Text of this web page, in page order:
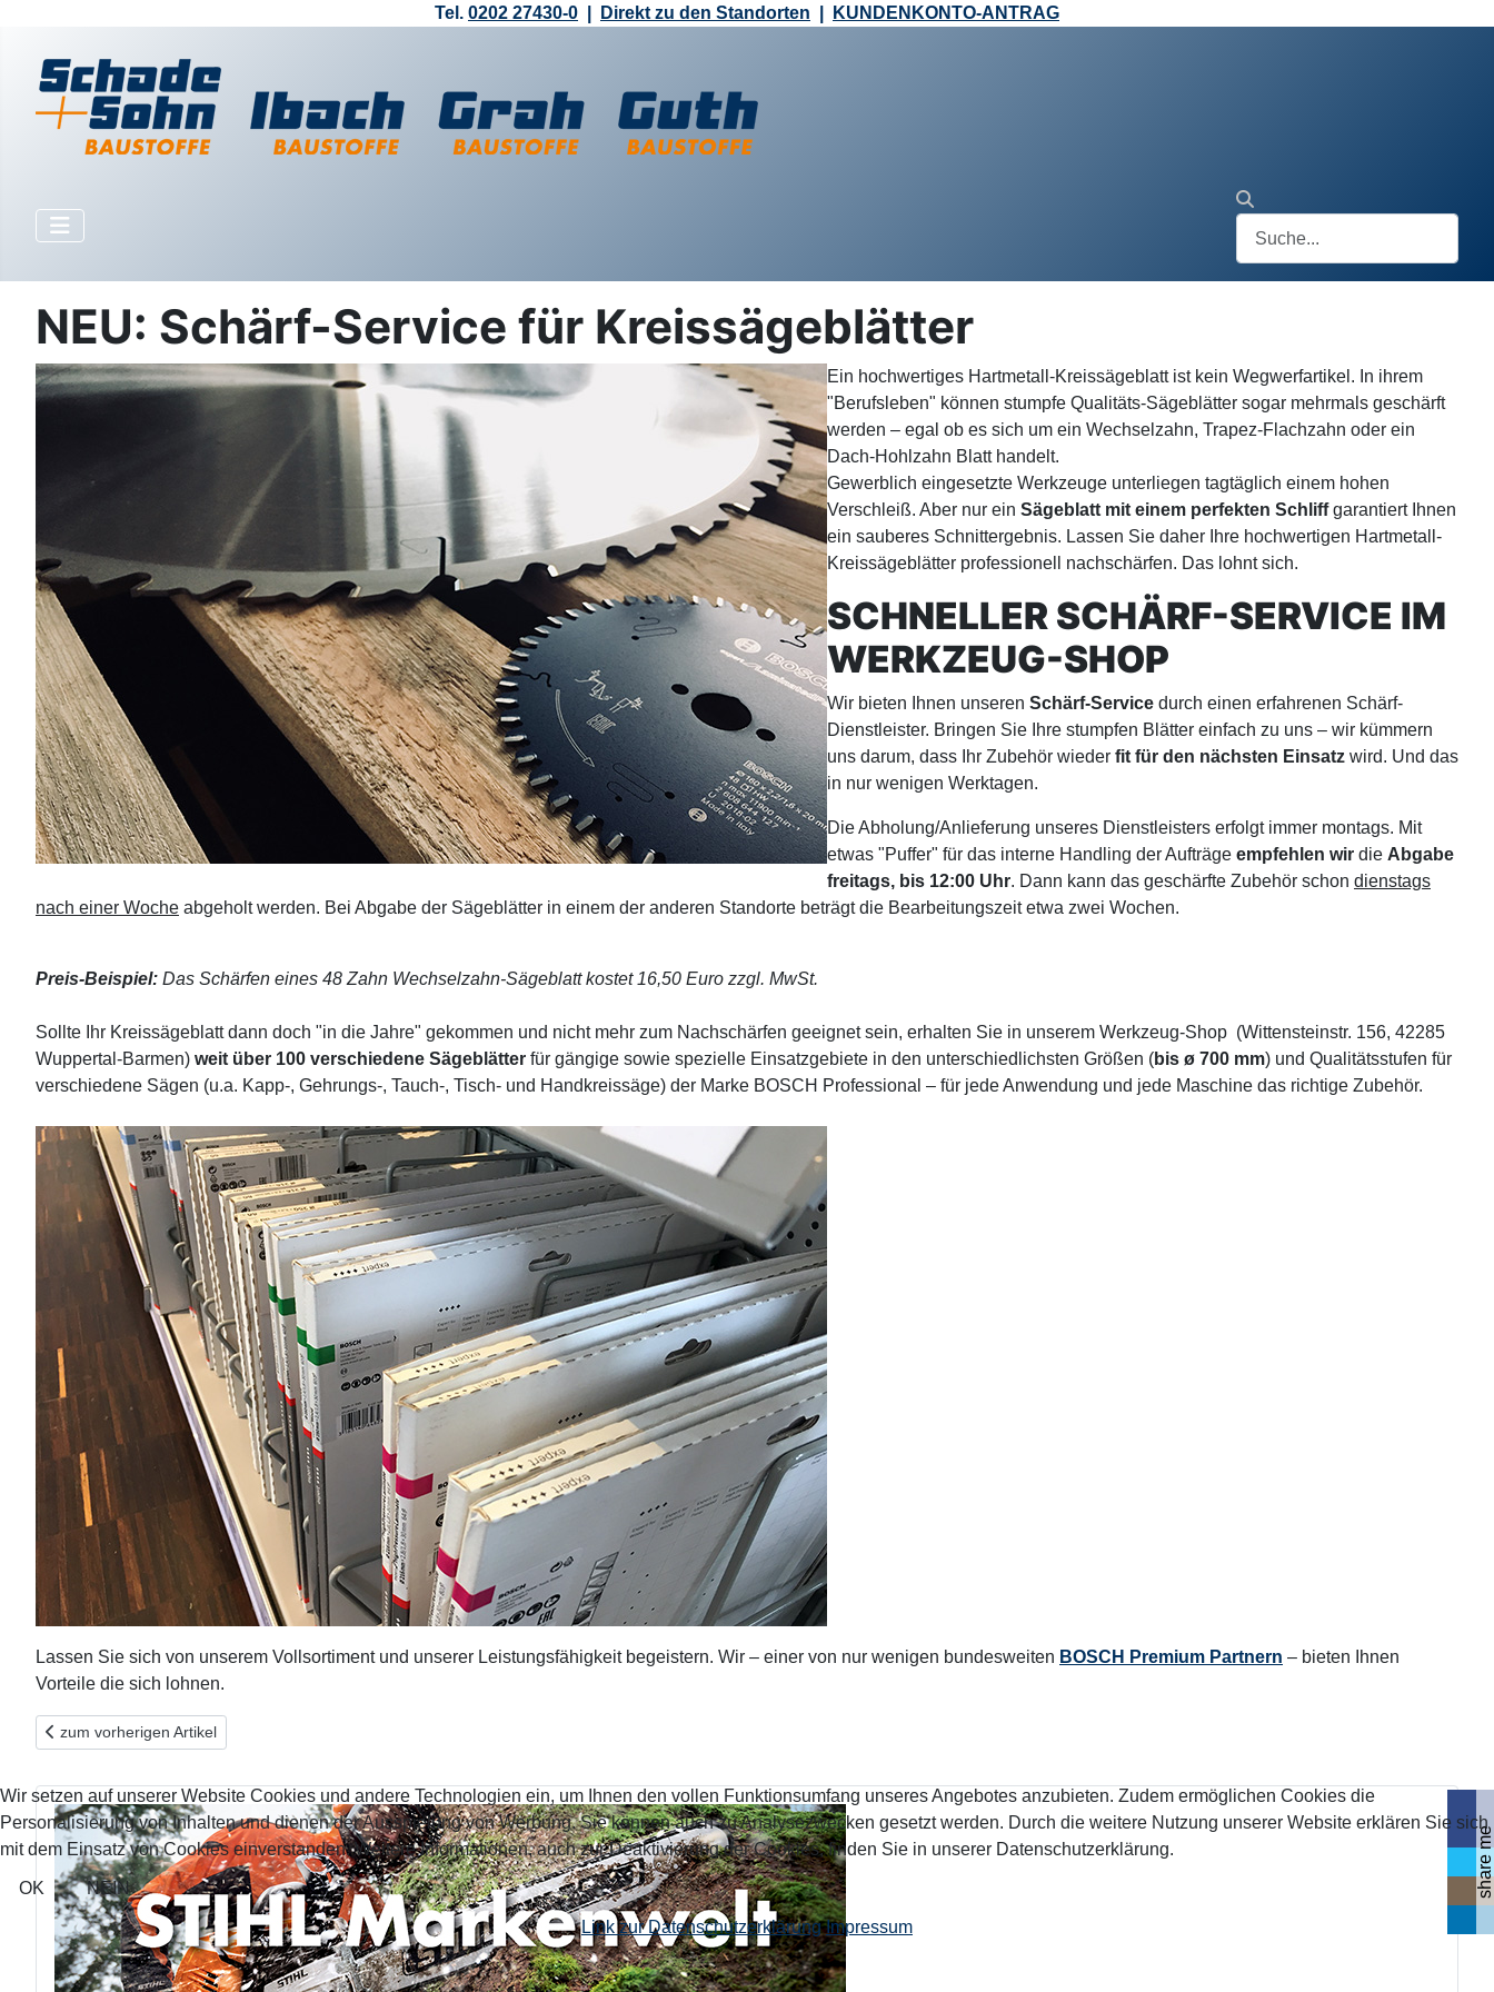
Tel. 0202 27430-0 Direkt zu den Standorten KUNDENKONTO-ANTRAG
NEU: Schärf-Service für Kreissägeblätter
Ein hochwertiges Hartmetall-Kreissägeblatt ist kein Wegwerfartikel. In ihrem
"Berufsleben" können stumpfe Qualitäts-Sägeblätter sogar mehrmals geschärft
werden – egal ob es sich um ein Wechselzahn, Trapez-Flachzahn oder ein
Dach-Hohlzahn Blatt handelt.
Gewerblich eingesetzte Werkzeuge unterliegen tagtäglich einem hohen
Verschleiß. Aber nur ein Sägeblatt mit einem perfekten Schliffgarantiert Ihnen
ein sauberes Schnittergebnis. Lassen Sie daher Ihre hochwertigen Hartmetall-
Kreissägeblätter professionell nachschärfen. Das lohnt sich.
SCHNELLER SCHÄRF-SERVICE IM
WERKZEUG-SHOP
Wir bieten Ihnen unseren Schärf-Service durch einen erfahrenen Schärf-
Dienstleister. Bringen Sie Ihre stumpfen Blätter einfach zu uns – wir kümmern
uns darum, dass Ihr Zubehör wieder fit für den nächsten Einsatz wird. Und das
in nur wenigen Werktagen.
Die Abholung/Anlieferung unseres Dienstleisters erfolgt immer montags. Mit
etwas "Puffer" für das interne Handling der Aufträge empfehlen wir die Abgabe
freitags, bis 12:00 Uhr. Dann kann das geschärfte Zubehör schon dienstags
nach einer Woche abgeholt werden. Bei Abgabe der Sägeblätter in einem der anderen Standorte beträgt die Bearbeitungszeit etwa zwei Wochen.
Preis-Beispiel: Das Schärfen eines 48 Zahn Wechselzahn-Sägeblatt kostet 16,50 Euro zzgl. MwSt.
Sollte Ihr Kreissägeblatt dann doch "in die Jahre" gekommen und nicht mehr zum Nachschärfen geeignet sein, erhalten Sie in unserem Werkzeug-Shop (Wittensteinstr. 156, 42285
Wuppertal-Barmen) weit über 100 verschiedene Sägeblätter für gängige sowie spezielle Einsatzgebiete in den unterschiedlichsten Größen (bis ø 700 mm) und Qualitätsstufen für
verschiedene Sägen (u.a. Kapp-, Gehrungs-, Tauch-, Tisch- und Handkreissäge) der Marke BOSCH Professional – für jede Anwendung und jede Maschine das richtige Zubehör.
Lassen Sie sich von unserem Vollsortiment und unserer Leistungsfähigkeit begeistern. Wir – einer von nur wenigen bundesweiten BOSCH Premium Partnern – bieten Ihnen
Vorteile die sich lohnen.
Vorheriger Beitrag: Sägekette stumpf? Wir machen sie scharf - schnell & günstig
zum vorherigen Artikel
share me
Wir setzen auf unserer Website Cookies und andere Technologien ein, um Ihnen den vollen Funktionsumfang unseres Angebotes anzubieten. Zudem ermöglichen Cookies die
Personalisierung von Inhalten und dienen der Ausspielung von Werbung. Sie können auch zu Analysezwecken gesetzt werden. Durch die weitere Nutzung unserer Website erklären Sie sich
mit dem Einsatz von Cookies einverstanden. Weitere Informationen, auch zur Deaktivierung der Cookies, finden Sie in unserer Datenschutzerklärung.
OK NEIN
Link zur Datenschutzerklärung Impressum